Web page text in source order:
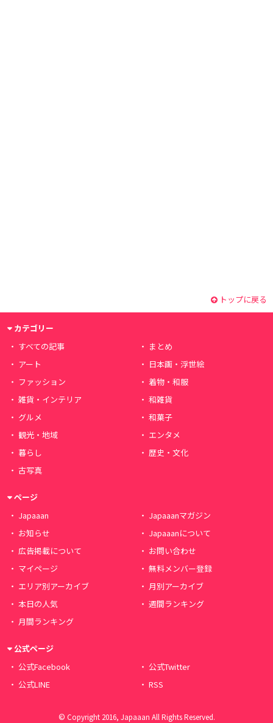
トップに戻る
カテゴリー
すべての記事
まとめ
アート
日本画・浮世絵
ファッション
着物・和服
雑貨・インテリア
和雑貨
グルメ
和菓子
観光・地域
エンタメ
暮らし
歴史・文化
古写真
ページ
Japaaan
Japaaanマガジン
お知らせ
Japaaanについて
広告掲載について
お問い合わせ
マイページ
無料メンバー登録
エリア別アーカイブ
月別アーカイブ
本日の人気
週間ランキング
月間ランキング
公式ページ
公式Facebook
公式Twitter
公式LINE
RSS
© Copyright 2016, Japaaan All Rights Reserved.